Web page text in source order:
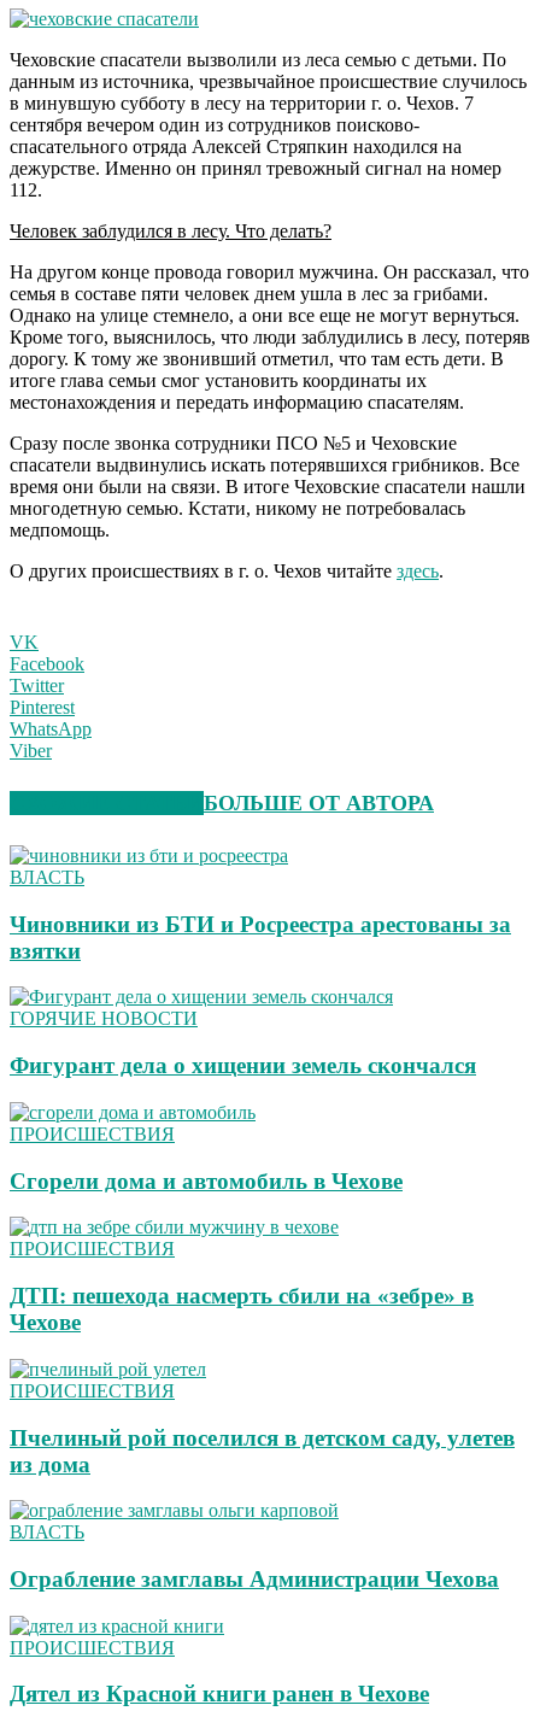
Чеховские спасатели вызволили из леса семью с детьми. По
данным из источника, чрезвычайное происшествие случилось
в минувшую субботу в лесу на территории г. о. Чехов. 7
сентября вечером один из сотрудников поисково-
спасательного отряда Алексей Стряпкин находился на
дежурстве. Именно он принял тревожный сигнал на номер
112.
Человек заблудился в лесу. Что делать?
На другом конце провода говорил мужчина. Он рассказал, что
семья в составе пяти человек днем ушла в лес за грибами.
Однако на улице стемнело, а они все еще не могут вернуться.
Кроме того, выяснилось, что люди заблудились в лесу, потеряв
дорогу. К тому же звонивший отметил, что там есть дети. В
итоге глава семьи смог установить координаты их
местонахождения и передать информацию спасателям.
Сразу после звонка сотрудники ПСО №5 и Чеховские
спасатели выдвинулись искать потерявшихся грибников. Все
время они были на связи. В итоге Чеховские спасатели нашли
многодетную семью. Кстати, никому не потребовалась
медпомощь.
О других происшествиях в г. о. Чехов читайте здесь.
VK
Facebook
Twitter
Pinterest
WhatsApp
Viber
БОЛЬШЕ ОТ АВТОРА
ВЛАСТЬ
Чиновники из БТИ и Росреестра арестованы за
взятки
ГОРЯЧИЕ НОВОСТИ
Фигурант дела о хищении земель скончался
ПРОИСШЕСТВИЯ
Сгорели дома и автомобиль в Чехове
ПРОИСШЕСТВИЯ
ДТП: пешехода насмерть сбили на «зебре» в
Чехове
ПРОИСШЕСТВИЯ
Пчелиный рой поселился в детском саду, улетев
из дома
ВЛАСТЬ
Ограбление замглавы Администрации Чехова
ПРОИСШЕСТВИЯ
Дятел из Красной книги ранен в Чехове